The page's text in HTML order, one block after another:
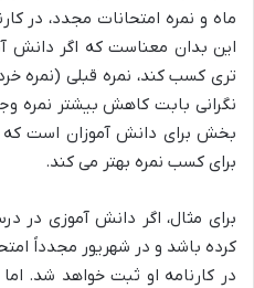
ماه و نمره امتحانات مجدد، در
این بدان معناست که اگر دانش
تری کسب کند، نمره قبلی (نمره
نگرانی بابت کاهش بیشتر نمره
بخش برای دانش آموزان است
برای کسب نمره بهتر می کند.